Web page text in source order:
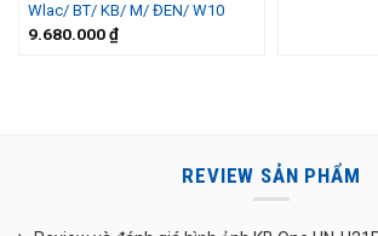
Wlac/ BT/ KB/ M/ ĐEN/ W10
9.680.000₫
REVIEW SẢN PHẨM